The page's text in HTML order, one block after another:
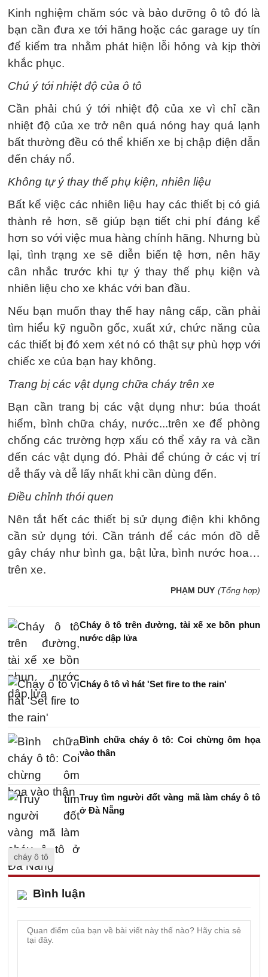
Kinh nghiệm chăm sóc và bảo dưỡng ô tô đó là
bạn cần đưa xe tới hãng hoặc các garage uy tín
để kiểm tra nhằm phát hiện lỗi hỏng và kịp thời
khắc phục.
Chú ý tới nhiệt độ của ô tô
Cần phải chú ý tới nhiệt độ của xe vì chỉ cần
nhiệt độ của xe trở nên quá nóng hay quá lạnh
bất thường đều có thể khiến xe bị chập điện dẫn
đến cháy nổ.
Không tự ý thay thế phụ kiện, nhiên liệu
Bất kể việc các nhiên liệu hay các thiết bị có giá
thành rẻ hơn, sẽ giúp bạn tiết chi phí đáng kể
hơn so với việc mua hàng chính hãng. Nhưng bù
lại, tình trạng xe sẽ diễn biến tệ hơn, nên hãy
cân nhắc trước khi tự ý thay thế phụ kiện và
nhiên liệu cho xe khác với ban đầu.
Nếu bạn muốn thay thế hay nâng cấp, cần phải
tìm hiểu kỹ nguồn gốc, xuất xứ, chức năng của
các thiết bị đó xem xét nó có thật sự phù hợp với
chiếc xe của bạn hay không.
Trang bị các vật dụng chữa cháy trên xe
Bạn cần trang bị các vật dụng như: búa thoát
hiểm, bình chữa cháy, nước...trên xe để phòng
chống các trường hợp xấu có thể xảy ra và cần
đến các vật dụng đó. Phải để chúng ở các vị trí
dễ thấy và dễ lấy nhất khi cần dùng đến.
Điều chỉnh thói quen
Nên tắt hết các thiết bị sử dụng điện khi không
cần sử dụng tới. Cần tránh để các món đồ dễ
gây cháy như bình ga, bật lửa, bình nước hoa…
trên xe.
PHẠM DUY (Tổng hợp)
Cháy ô tô trên đường, tài xế xe bồn phun
nước dập lửa
Cháy ô tô vì hát 'Set fire to the rain'
Bình chữa cháy ô tô: Coi chừng ôm họa
vào thân
Truy tìm người đốt vàng mã làm cháy ô tô
ở Đà Nẵng
cháy ô tô
Bình luận